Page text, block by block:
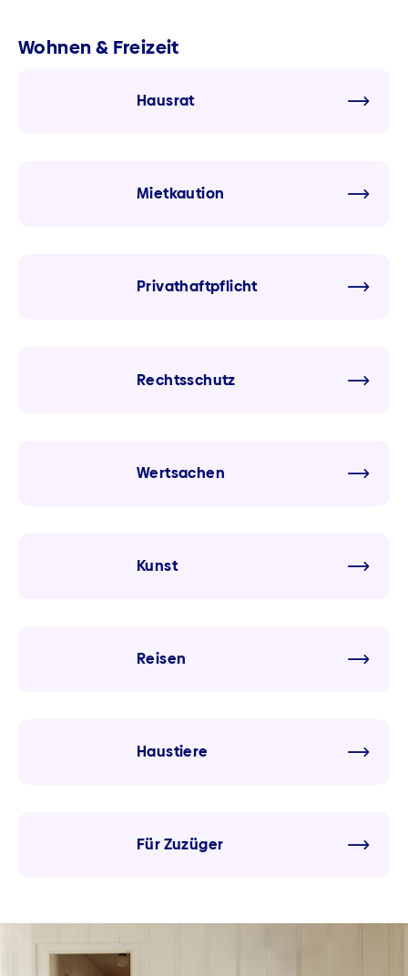
Wohnen & Freizeit
Hausrat
Mietkaution
Privathaftpflicht
Rechtsschutz
Wertsachen
Kunst
Reisen
Haustiere
Für Zuzüger